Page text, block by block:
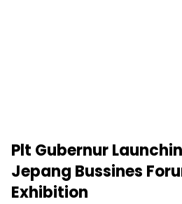
Plt Gubernur
Jepang Bussines
Exhibition